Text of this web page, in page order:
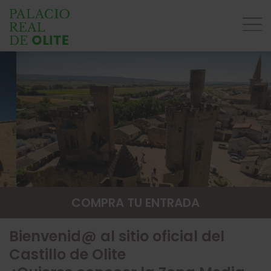
COMPRA TU ENTRADA
Bienvenid@ al sitio oficial del
Castillo de Olite